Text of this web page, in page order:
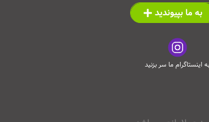
به ما بپیوندید
به اینستاگرام ما سر بزنید